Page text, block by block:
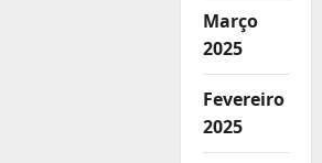
Março
2025
Fevereiro
2025